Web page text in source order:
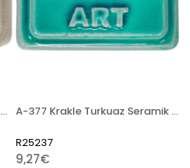
Bonlife A-130 Lava 400 Gr Seramik Artistik Sır A-377 Krakle Turkuaz Seramik Artistik Sır
R25237
9,27€